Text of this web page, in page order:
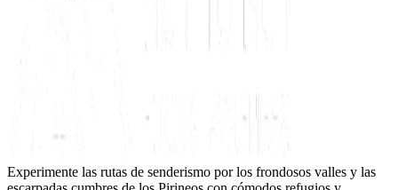
Experimente las rutas de senderismo por los frondosos valles y las